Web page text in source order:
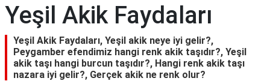
TARİFLERİ
GEZİLECEK
YERLER
CİLT
Yeşil Akik Faydaları
Yeşil Akik Faydaları, Yeşil akik neye iyi gelir?,
Peygamber efendimiz hangi renk akik taşıdır?, Yeşil
akik taşı hangi burcun taşıdır?, Hangi renk akik taşı
nazara iyi gelir?, Gerçek akik ne renk olur?